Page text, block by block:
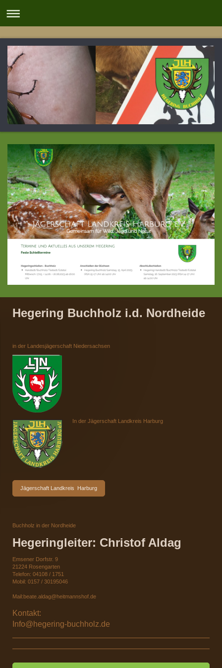
Hegering Buchholz i.d. Nordheide
in der Landesjägerschaft Niedersachsen
In der Jägerschaft Landkreis Harburg
Jägerschaft Landkreis Harburg
Buchholz in der Nordheide
Hegeringleiter: Christof Aldag
Emsener Dorfstr. 9
21224 Rosengarten
Telefon: 04108 / 1751
Mobil: 0157 / 30195046
Mail:beate.aldag@heitmannshof.de
Kontakt:
Info@hegering-buchholz.de